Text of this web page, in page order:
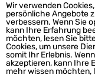
Wir verwenden
persönliche Angebote
verbessern. Wenn Sie
kann Ihre Erfahrung
möchten, lesen Sie
Cookies, um unsere
somit Ihr Erlebnis.
akzeptieren, kann Ihre
mehr wissen möchten,